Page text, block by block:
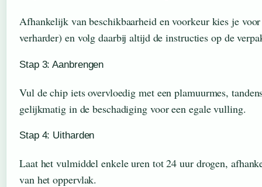
Afhankelijk van beschikbaarheid en voorkeur kies je
verharder) en volg daarbij altijd de instructies op de
Stap 3: Aanbrengen
Vul de chip iets overvloedig met een plamuurmes,
gelijkmatig in de beschadiging voor een egale vulling.
Stap 4: Uitharden
Laat het vulmiddel enkele uren tot 24 uur drogen,
van het oppervlak.